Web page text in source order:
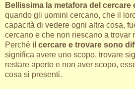
Bellissima la metafora del cercare
quando gli uomini cercano, che il
capacità di vedere ogni altra cosa,
cercano e che non riescano a trovar
Perché il cercare e trovare sono
significa avere uno scopo, trovare
restare aperto e non aver scopo,
cosa si presenti.